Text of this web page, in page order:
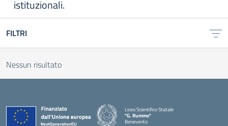
istituzionali.
FILTRI
Nessun risultato
Liceo Scientifico Statale
"G. Rummo"
Benevento